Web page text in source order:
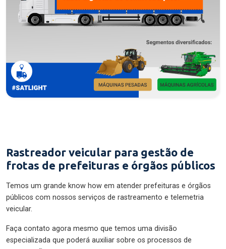
Rastreador veicular para gestão de
frotas de prefeituras e órgãos públicos
Temos um grande know how em atender prefeituras e órgãos
públicos com nossos serviços de rastreamento e telemetria
veicular.
Faça contato agora mesmo que temos uma divisão
especializada que poderá auxiliar sobre os processos de